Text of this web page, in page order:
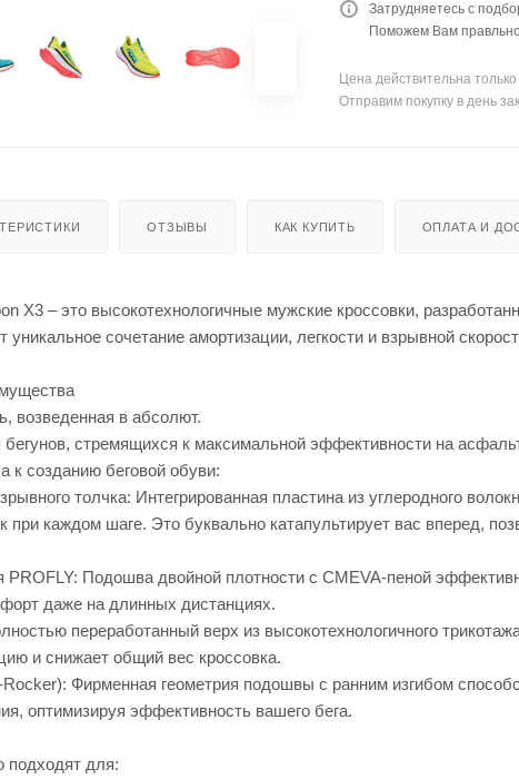
Затрудняетесь с
Поможем Вам
Цена действительна
Отправим покупку в день
ОТЗЫВЫ КАК КУПИТЬ ОПЛАТА И
X3 – это высокотехнологичные мужские кроссовки,
уникальное сочетание амортизации, легкости и взрывной
возведенная в абсолют.
стремящихся к максимальной эффективности на
к созданию беговой обуви:
толчка: Интегрированная пластина из углеродного
каждом шаге. Это буквально катапультирует вас вперед,
PROFLY: Подошва двойной плотности с CMEVA-пеной
даже на длинных дистанциях.
переработанный верх из высокотехнологичного
и снижает общий вес кроссовка.
Фирменная геометрия подошвы с ранним изгибом
оптимизируя эффективность вашего бега.
подходят для: